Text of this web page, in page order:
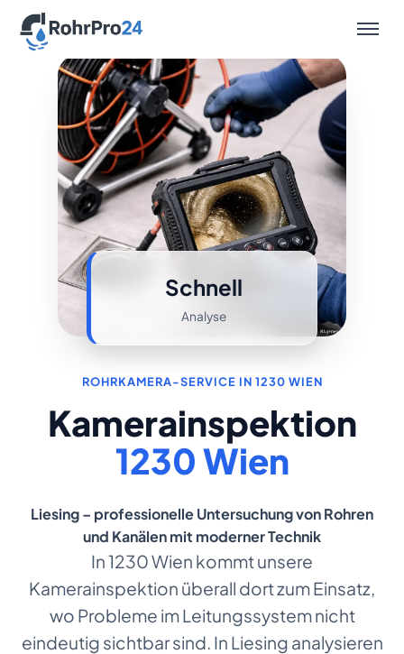
Leistungen
ROHRKAMERA-SERVICE IN 1230 WIEN
Kamerainspektion
1230 Wien
Liesing – professionelle Untersuchung von Rohren
und Kanälen mit moderner Technik
In 1230 Wien kommt unsere
Kamerainspektion überall dort zum Einsatz,
wo Probleme im Leitungssystem nicht
eindeutig sichtbar sind. In Liesing analysieren
Schnell
Analyse